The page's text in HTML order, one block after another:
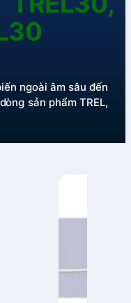
ngoài âm sâu đến
sản phẩm TREL,